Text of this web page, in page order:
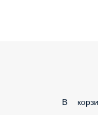
В